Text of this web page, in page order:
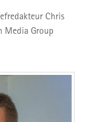
Chris
Media Group